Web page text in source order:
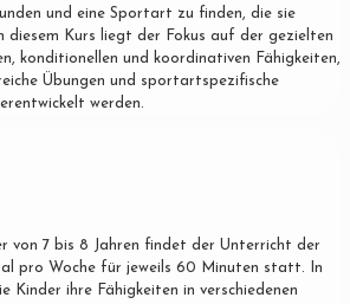
und eine Sportart zu finden, die sie
Kurs liegt der Fokus auf der gezielten
konditionellen und koordinativen Fähigkeiten,
Übungen und sportartspezifische
werden.
von 7 bis 8 Jahren findet der Unterricht der
pro Woche für jeweils 60 Minuten statt. In
Kinder ihre Fähigkeiten in verschiedenen